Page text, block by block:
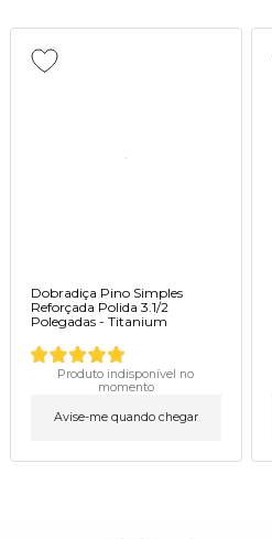
Dobradiça Pino Simples
Reforçada Polida 3.1/2
Polegadas - Titanium
Produto indisponível no
momento
Avise-me quando chegar